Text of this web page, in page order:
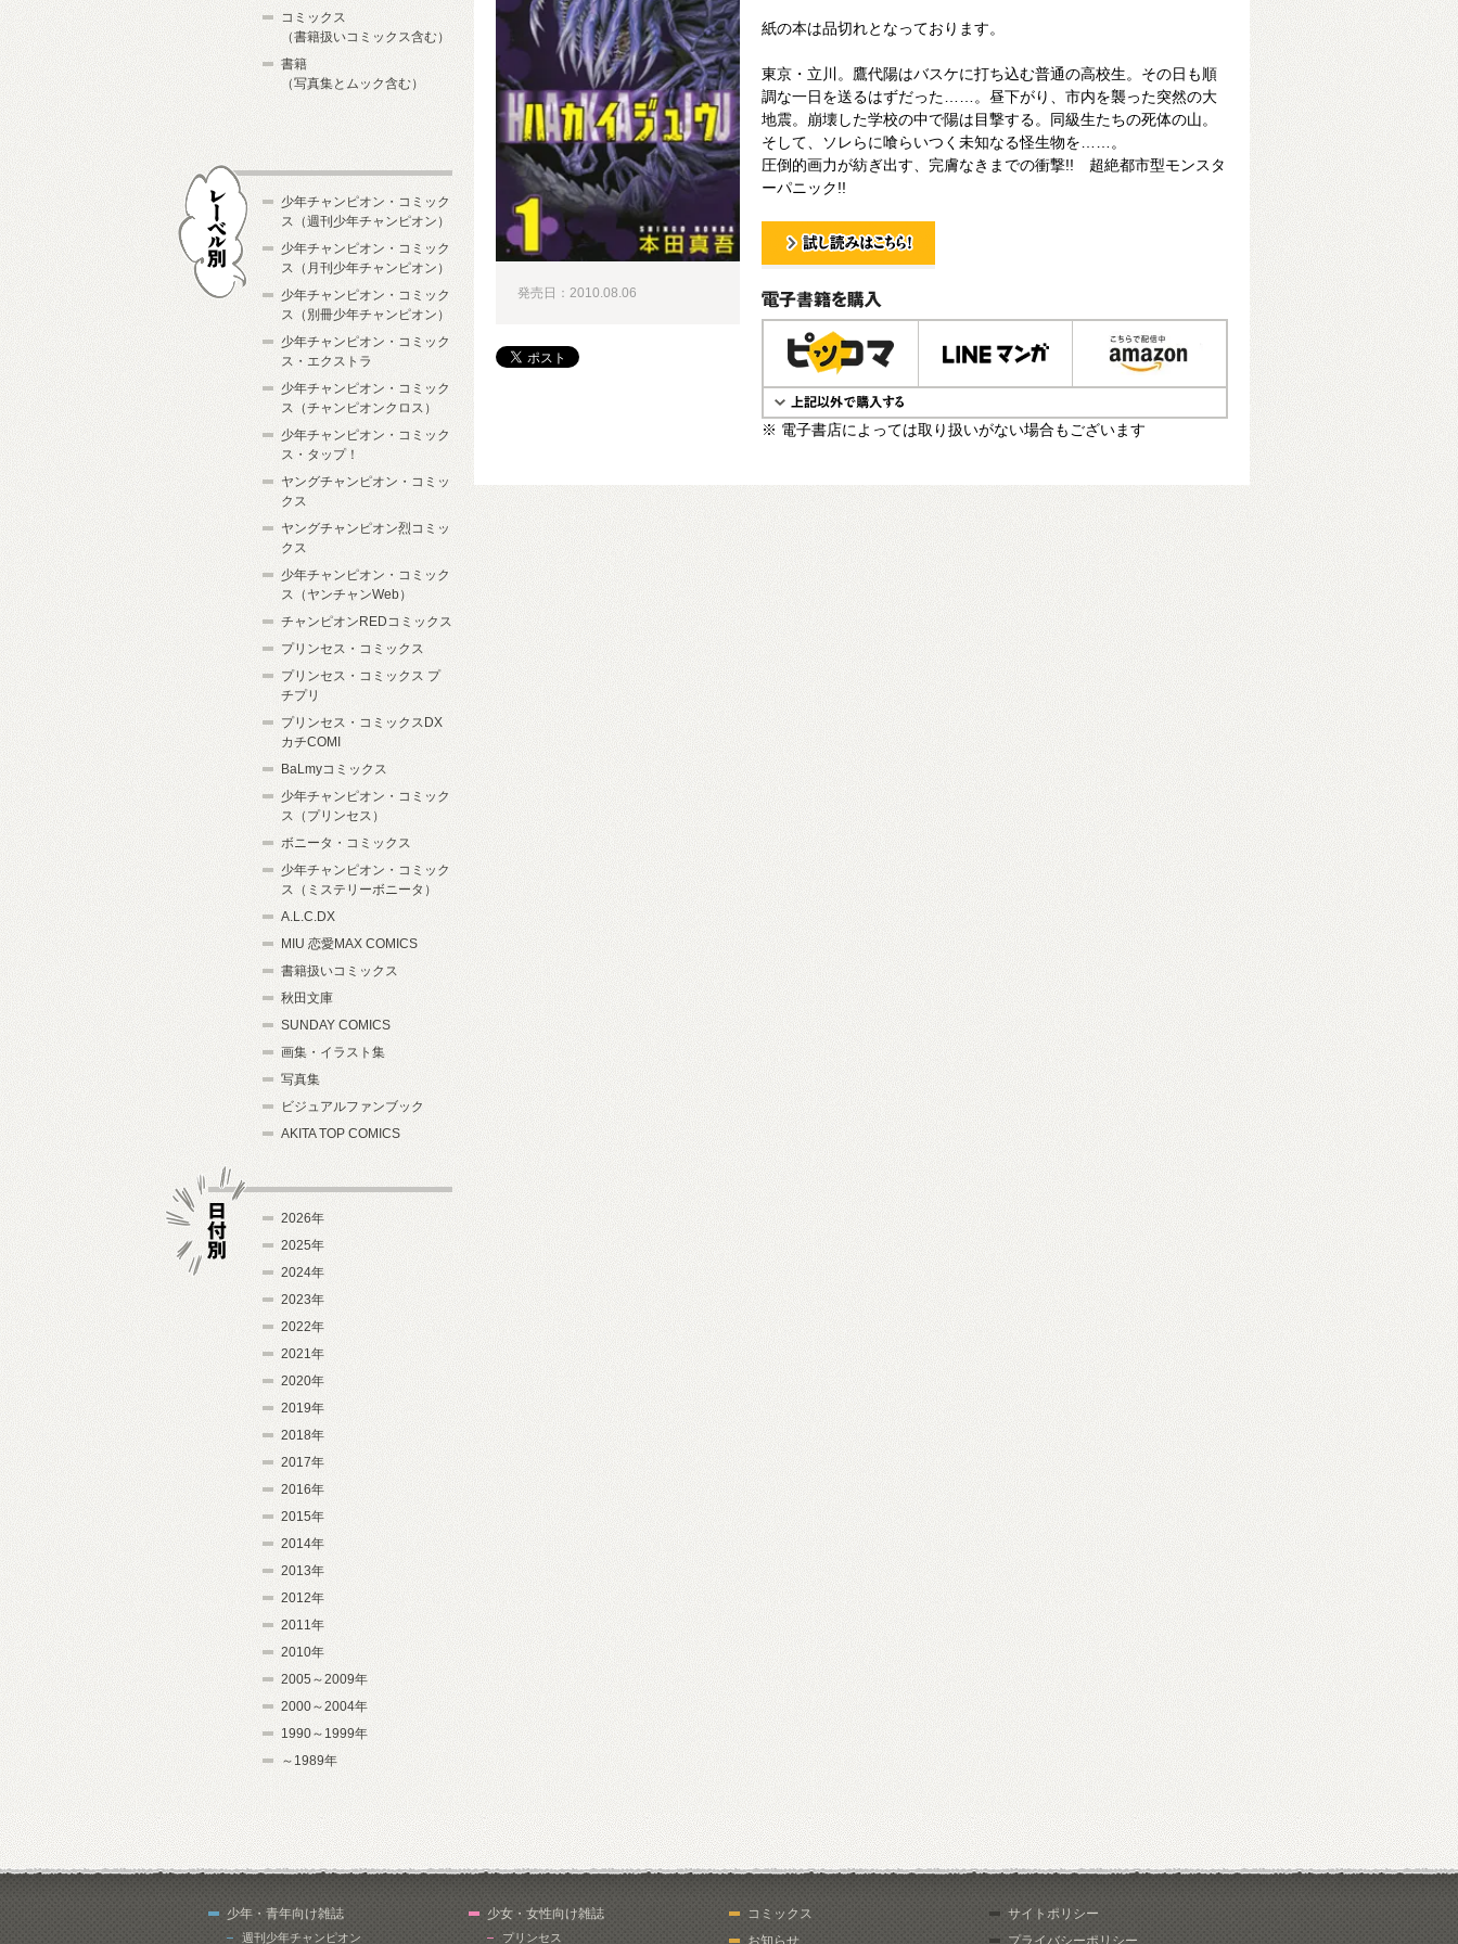
紙の本は品切れとなっております。
東京・立川。鷹代陽はバスケに打ち込む普通の高校生。その日も順
調な一日を送るはずだった……。昼下がり、市内を襲った突然の大
地震。崩壊した学校の中で陽は目撃する。同級生たちの死体の山。
そして、ソレらに喰らいつく未知なる怪生物を……。
圧倒的画力が紡ぎ出す、完膚なきまでの衝撃!! 超絶都市型モンスタ
ーパニック!!
電子書籍で購入
※ 電子書店によっては取り扱いがない場合もございます
発売日：2010.08.06
コミックス
（書籍扱いコミックス含む）
書籍
（写真集とムック含む）
少年チャンピオン・コミック
ス（週刊少年チャンピオン）
少年チャンピオン・コミック
ス（月刊少年チャンピオン）
少年チャンピオン・コミック
ス（別冊少年チャンピオン）
少年チャンピオン・コミック
ス・エクストラ
少年チャンピオン・コミック
ス（チャンピオンクロス）
少年チャンピオン・コミック
ス・タップ！
ヤングチャンピオン・コミッ
クス
ヤングチャンピオン烈コミッ
クス
少年チャンピオン・コミック
ス（ヤンチャンWeb）
チャンピオンREDコミックス
プリンセス・コミックス
プリンセス・コミックス プ
チプリ
プリンセス・コミックスDX
カチCOMI
BaLmyコミックス
少年チャンピオン・コミック
ス（プリンセス）
ボニータ・コミックス
少年チャンピオン・コミック
ス（ミステリーボニータ）
A.L.C.DX
MIU 恋愛MAX COMICS
書籍扱いコミックス
秋田文庫
SUNDAY COMICS
画集・イラスト集
写真集
ビジュアルファンブック
AKITA TOP COMICS
2026年
2025年
2024年
2023年
2022年
2021年
2020年
2019年
2018年
2017年
2016年
2015年
2014年
2013年
2012年
2011年
2010年
2005～2009年
2000～2004年
1990～1999年
～1989年
少年・青年向け雑誌
週刊少年チャンピオン
少女・女性向け雑誌
プリンセス
コミックス
お知らせ
サイトポリシー
プライバシーポリシー